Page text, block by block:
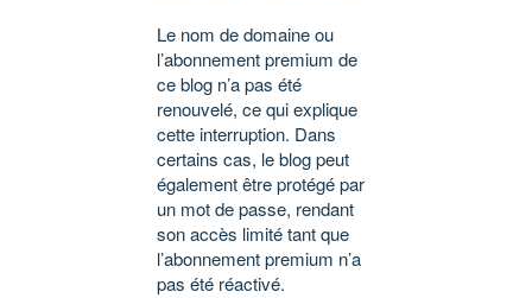
Le nom de domaine ou
l’abonnement premium de
ce blog n’a pas été
renouvelé, ce qui explique
cette interruption. Dans
certains cas, le blog peut
également être protégé par
un mot de passe, rendant
son accès limité tant que
l’abonnement premium n’a
pas été réactivé.